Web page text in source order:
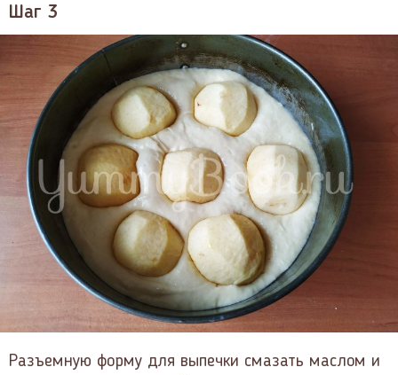
Шаг 3
Разъемную форму для выпечки смазать маслом и